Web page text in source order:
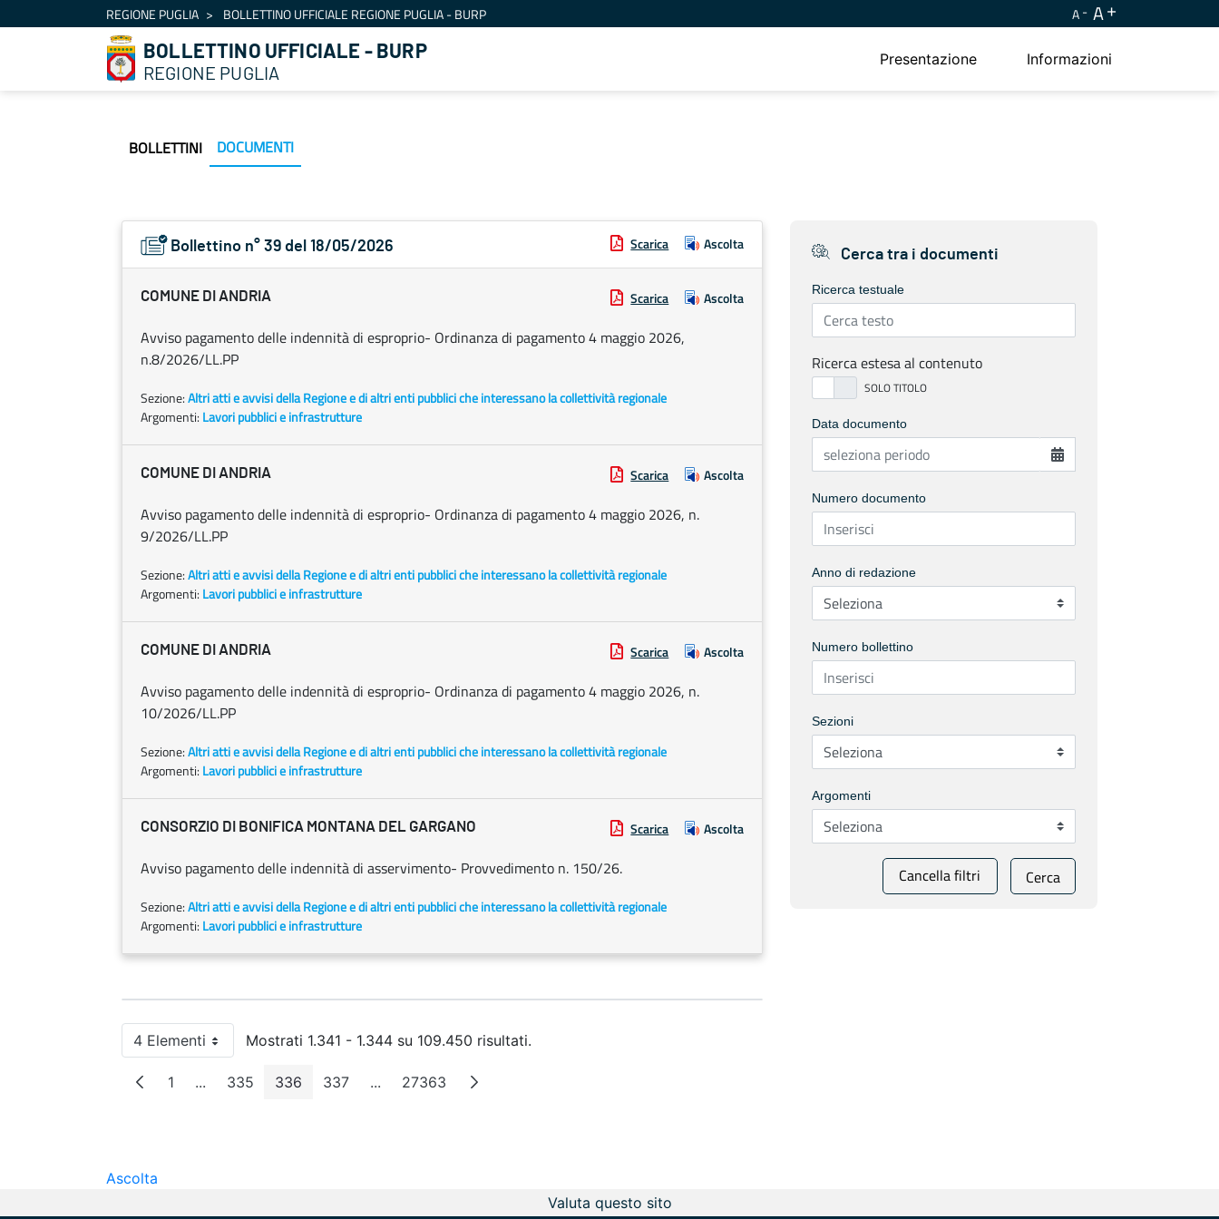
Salta al contenutoREGIONE PUGLIA BOLLETTINO UFFICIALE REGIONE PUGLIA - BURP A A
BOLLETTINO UFFICIALE - BURP
REGIONE PUGLIA
Presentazione Informazioni
BOLLETTINI DOCUMENTI
Bollettino n° 39 del 18/05/2026 Scarica Ascolta
COMUNE DI ANDRIA Scarica Ascolta
Avviso pagamento delle indennità di esproprio- Ordinanza di pagamento 4 maggio 2026,
n.8/2026/LL.PP
Sezione:Altri atti e avvisi della Regione e di altri enti pubblici che interessano la collettività regionale
Argomenti: Lavori pubblici e infrastrutture
COMUNE DI ANDRIA Scarica Ascolta
Avviso pagamento delle indennità di esproprio- Ordinanza di pagamento 4 maggio 2026, n.
9/2026/LL.PP
Sezione:Altri atti e avvisi della Regione e di altri enti pubblici che interessano la collettività regionale
Argomenti: Lavori pubblici e infrastrutture
COMUNE DI ANDRIA Scarica Ascolta
Avviso pagamento delle indennità di esproprio- Ordinanza di pagamento 4 maggio 2026, n.
10/2026/LL.PP
Sezione:Altri atti e avvisi della Regione e di altri enti pubblici che interessano la collettività regionale
Argomenti: Lavori pubblici e infrastrutture
CONSORZIO DI BONIFICA MONTANA DEL GARGANO Scarica Ascolta
Avviso pagamento delle indennità di asservimento- Provvedimento n. 150/26.
Sezione:Altri atti e avvisi della Regione e di altri enti pubblici che interessano la collettività regionale
Argomenti: Lavori pubblici e infrastrutture
4 ElementiPer paginaMostrati 1.341 - 1.344 su 109.450 risultati.
Pagina
1 ...Pagine intermedie
Pagina
335 Pagina
336 Pagina
337 ...Pagine intermedie
Pagina
27363
Cerca tra i documenti
Ricerca testuale
Ricerca estesa al contenuto
Data documento
Numero documento
Anno di redazione
Numero bollettino
Sezioni
Argomenti
Cancella filtri Cerca
Ascolta
Valuta questo sito